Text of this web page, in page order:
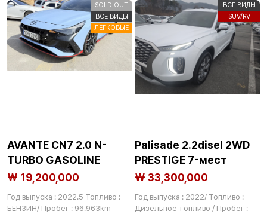
SOLD OUT
ВСЕ ВИДЫ
ЛЕГКОВЫЕ
AVANTE CN7 2.0 N-
TURBO GASOLINE
STICK
₩ 19,200,000
Год выпуска : 2022.5 Топливо :
БЕНЗИН/ Пробег : 96.963km
ВСЕ ВИДЫ
SUV/RV
Palisade 2.2disel 2WD
PRESTIGE 7-мест
₩ 33,300,000
Год выпуска : 2022/ Топливо :
Дизельное топливо / Пробег :